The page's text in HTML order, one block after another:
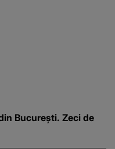
București. Zeci de